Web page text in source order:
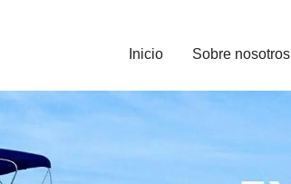
Inicio Sobre nosotros